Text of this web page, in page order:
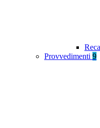
Provvedimenti 9